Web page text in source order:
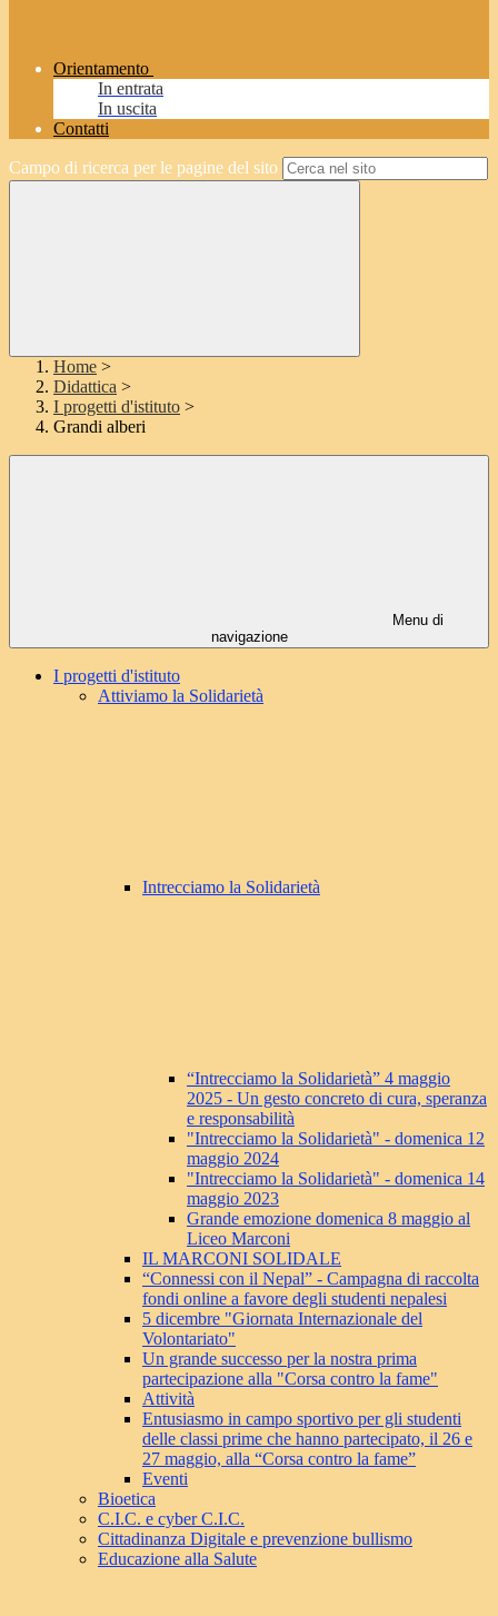
Orientamento
In entrata
In uscita
Contatti
Campo di ricerca per le pagine del sito
Home >
Didattica >
I progetti d'istituto >
Grandi alberi
Menu di
navigazione
I progetti d'istituto
Attiviamo la Solidarietà
Intrecciamo la Solidarietà
“Intrecciamo la Solidarietà” 4 maggio
2025 - Un gesto concreto di cura, speranza
e responsabilità
"Intrecciamo la Solidarietà" - domenica 12
maggio 2024
"Intrecciamo la Solidarietà" - domenica 14
maggio 2023
Grande emozione domenica 8 maggio al
Liceo Marconi
IL MARCONI SOLIDALE
“Connessi con il Nepal” - Campagna di raccolta
fondi online a favore degli studenti nepalesi
5 dicembre "Giornata Internazionale del
Volontariato"
Un grande successo per la nostra prima
partecipazione alla "Corsa contro la fame"
Attività
Entusiasmo in campo sportivo per gli studenti
delle classi prime che hanno partecipato, il 26 e
27 maggio, alla “Corsa contro la fame”
Eventi
Bioetica
C.I.C. e cyber C.I.C.
Cittadinanza Digitale e prevenzione bullismo
Educazione alla Salute